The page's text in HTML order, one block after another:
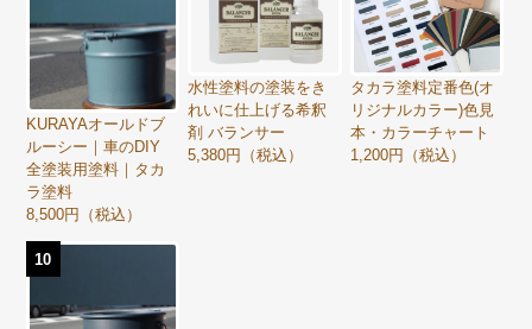
KURAYAオールドブ
ルーシー｜車のDIY
全塗装用塗料｜タカ
ラ塗料
8,500円（税込）
水性塗料の塗装をき
れいに仕上げる希釈
剤 バランサー
5,380円（税込）
タカラ塗料定番色(オ
リジナルカラー)色見
本・カラーチャート
1,200円（税込）
10